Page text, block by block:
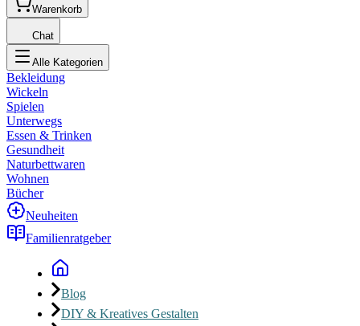
Warenkorb
Chat
Alle Kategorien
Bekleidung
Wickeln
Spielen
Unterwegs
Essen & Trinken
Gesundheit
Naturbettwaren
Wohnen
Bücher
Neuheiten
Familienratgeber
Blog
DIY & Kreatives Gestalten